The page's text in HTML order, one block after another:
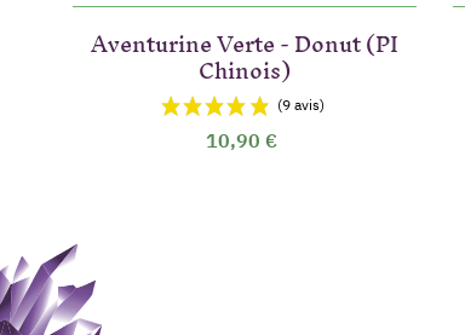
Aventurine Verte - Donut (PI
Chinois)
10,90 €